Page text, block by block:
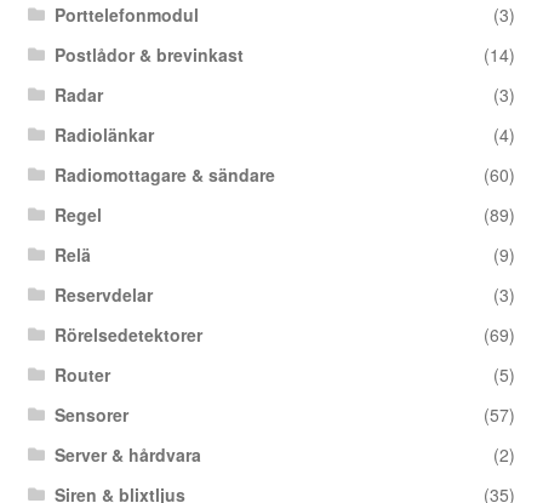
Porttelefonmodul
(3)
Postlådor & brevinkast
(14)
Radar
(3)
Radiolänkar
(4)
Radiomottagare & sändare
(60)
Regel
(89)
Relä
(9)
Reservdelar
(3)
Rörelsedetektorer
(69)
Router
(5)
Sensorer
(57)
Server & hårdvara
(2)
Siren & blixtljus
(35)